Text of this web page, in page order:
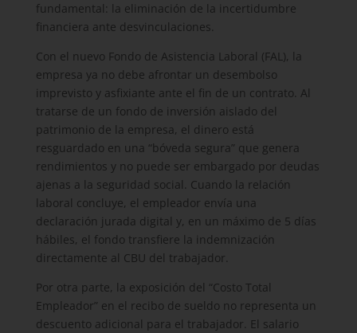
fundamental: la eliminación de la incertidumbre
financiera ante desvinculaciones.
Con el nuevo Fondo de Asistencia Laboral (FAL), la
empresa ya no debe afrontar un desembolso
imprevisto y asfixiante ante el fin de un contrato. Al
tratarse de un fondo de inversión aislado del
patrimonio de la empresa, el dinero está
resguardado en una “bóveda segura” que genera
rendimientos y no puede ser embargado por deudas
ajenas a la seguridad social. Cuando la relación
laboral concluye, el empleador envía una
declaración jurada digital y, en un máximo de 5 días
hábiles, el fondo transfiere la indemnización
directamente al CBU del trabajador.
Por otra parte, la exposición del “Costo Total
Empleador” en el recibo de sueldo no representa un
descuento adicional para el trabajador. El salario